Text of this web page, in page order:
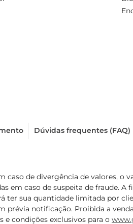
Dúvidas frequentes (FAQ)
caso de divergência de valores, o
em caso de suspeita de fraude.
ter sua quantidade limitada por
prévia notificação. Proibida a
e condições exclusivos para o